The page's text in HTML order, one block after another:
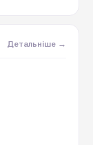
Детальніше →